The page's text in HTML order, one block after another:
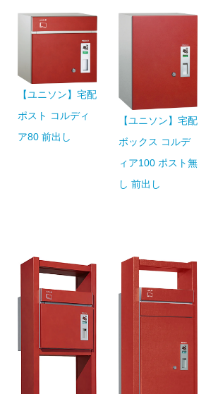
【ユニソン】宅配
ポスト コルディ
ア80 前出し
【ユニソン】宅配
ボックス コルデ
ィア100 ポスト無
し 前出し